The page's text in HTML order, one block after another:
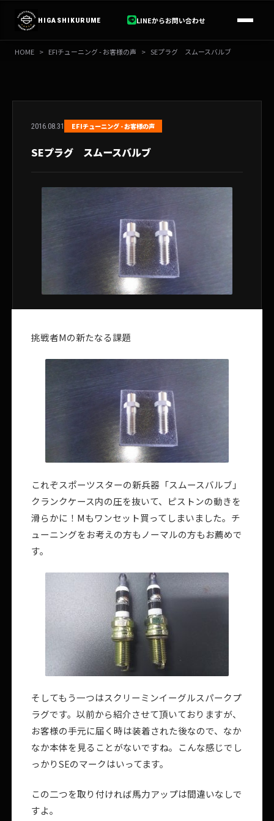
ス
HIGASHIKURUME LINEからお問い合わせ
HOME > EFIチューニング - お客様の声 > SEプラグ スムースバルブ
2016.08.31 EFIチューニング - お客様の声
SEプラグ スムースバルブ
挑戦者Mの新たなる課題
これぞスポーツスターの新兵器「スムースバルブ」
クランクケース内の圧を抜いて、ピストンの動きを
滑らかに！Mもワンセット買ってしまいました。チ
ューニングをお考えの方もノーマルの方もお薦めで
す。
そしてもう一つはスクリーミンイーグルスパークプ
ラグです。以前から紹介させて頂いておりますが、
お客様の手元に届く時は装着された後なので、なか
なか本体を見ることがないですね。こんな感じでし
っかりSEのマークはいってます。
この二つを取り付ければ馬力アップは間違いなしで
すよ。